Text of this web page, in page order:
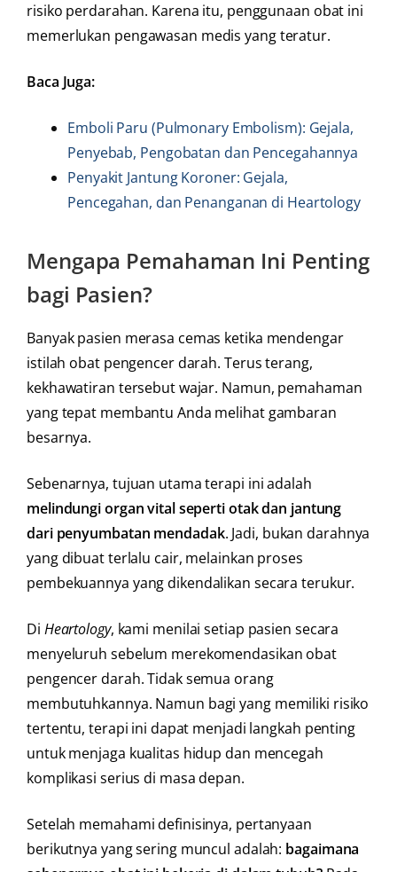
risiko perdarahan. Karena itu, penggunaan obat ini
memerlukan pengawasan medis yang teratur.
Baca Juga:
Emboli Paru (Pulmonary Embolism): Gejala,
Penyebab, Pengobatan dan Pencegahannya
Penyakit Jantung Koroner: Gejala,
Pencegahan, dan Penanganan di Heartology
Mengapa Pemahaman Ini Penting
bagi Pasien?
Banyak pasien merasa cemas ketika mendengar
istilah obat pengencer darah. Terus terang,
kekhawatiran tersebut wajar. Namun, pemahaman
yang tepat membantu Anda melihat gambaran
besarnya.
Sebenarnya, tujuan utama terapi ini adalah
melindungi organ vital seperti otak dan jantung
dari penyumbatan mendadak. Jadi, bukan darahnya
yang dibuat terlalu cair, melainkan proses
pembekuannya yang dikendalikan secara terukur.
Di Heartology, kami menilai setiap pasien secara
menyeluruh sebelum merekomendasikan obat
pengencer darah. Tidak semua orang
membutuhkannya. Namun bagi yang memiliki risiko
tertentu, terapi ini dapat menjadi langkah penting
untuk menjaga kualitas hidup dan mencegah
komplikasi serius di masa depan.
Setelah memahami definisinya, pertanyaan
berikutnya yang sering muncul adalah: bagaimana